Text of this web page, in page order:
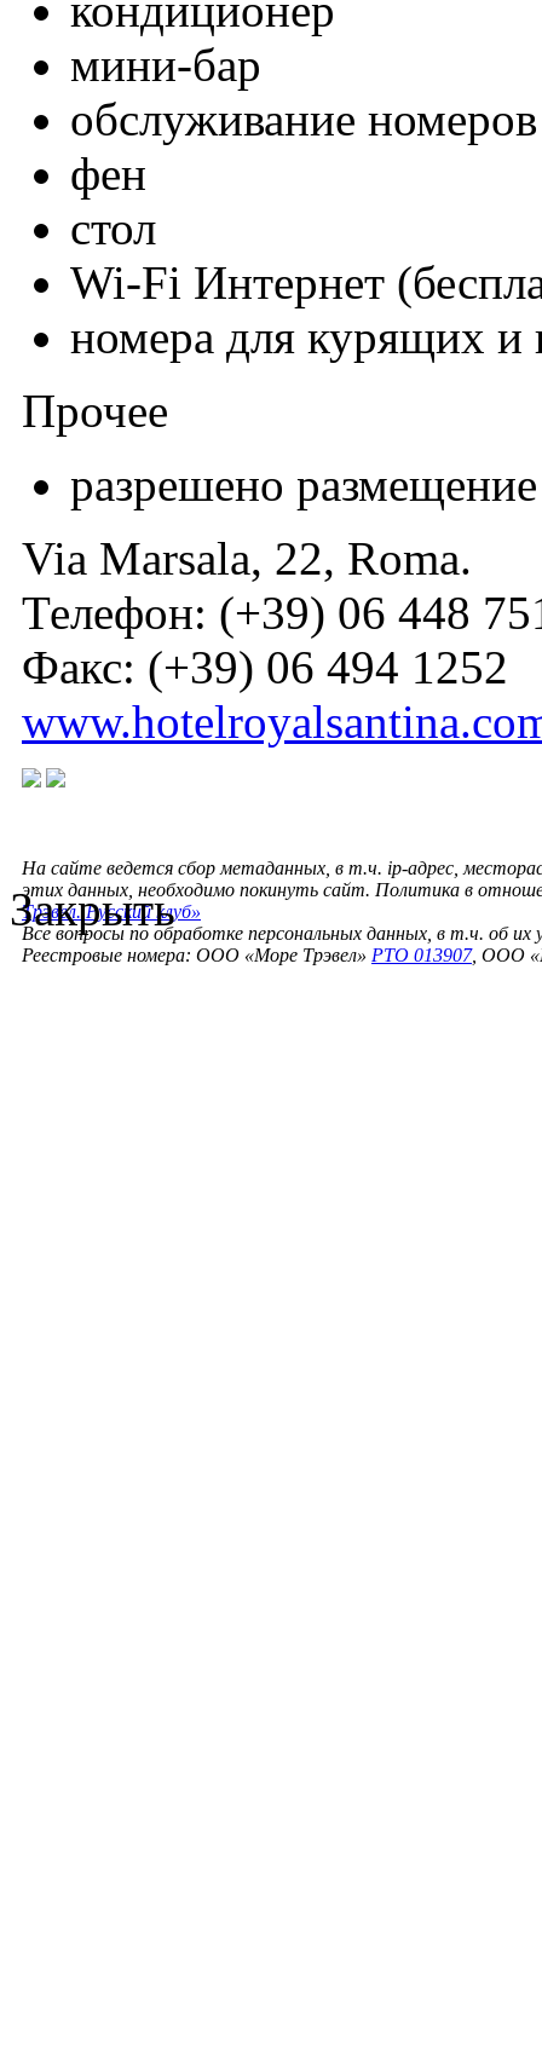
мини-бар
обслуживание
фен
стол
Wi-Fi Интернет
номера для курящих и
Прочее
разрешено
Via Marsala, 22, Roma.
Телефон: (+39) 06 448
Факс: (+39) 06 494 1252
На сайте ведется сбор метаданных, в т.ч. ip-адрес,
этих данных, необходимо покинуть сайт. Политика в
Трэвел. Русский клуб»
Все вопросы по обработке персональных данных, в т.ч. об их
Реестровые номера: ООО «Море Трэвел» РТО 013907, ООО
Закрыть